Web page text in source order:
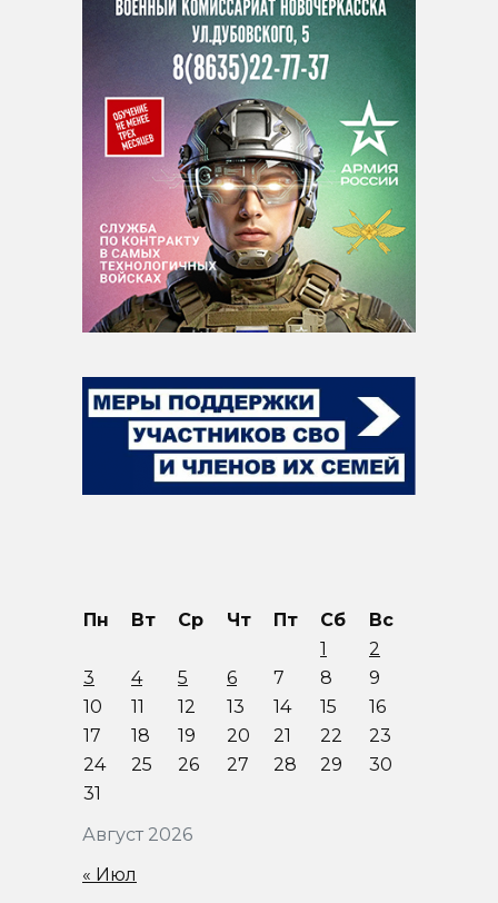
Август 2026
Пн Вт Ср Чт Пт Сб
Вс
1
2
3
4 5 6 7 8
9
10
11 12 13 14 15
16
17
18 19 20 21 22
23
24
25 26 27 28 29
30
31
« Июл